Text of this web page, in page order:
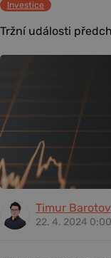
Investice
Tržní události
Timur Barotov
22. 4. 2024 0:00